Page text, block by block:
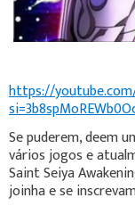
https://
Se puderem, deem
vários jogos e
Saint Seiya
joinha e se